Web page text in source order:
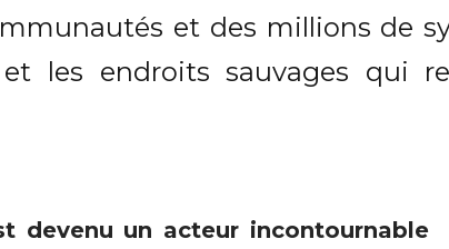
et des millions de
les endroits sauvages qui
devenu un acteur incontournable